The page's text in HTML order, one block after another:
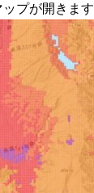
プが開きます